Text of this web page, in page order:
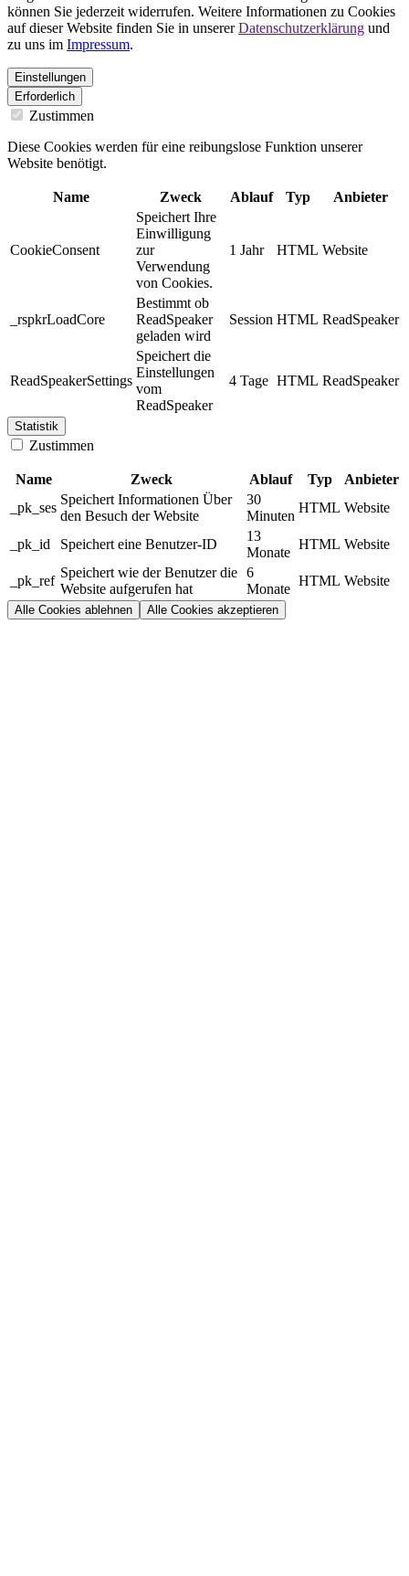
können Sie jederzeit widerrufen. Weitere Informationen zu Cookies
auf dieser Website finden Sie in unsererDatenschutzerklärung und
zu uns im Impressum.
Einstellungen
Erforderlich
Zustimmen
Diese Cookies werden für eine reibungslose Funktion unserer
Website benötigt.
Name Zweck Ablauf Typ Anbieter
CookieConsent
Speichert Ihre
Einwilligung
zur
Verwendung
von Cookies.
1 Jahr HTML Website
_rspkrLoadCore
Bestimmt ob
ReadSpeaker
geladen wird
Session HTML ReadSpeaker
ReadSpeakerSettings
Speichert die
Einstellungen
vom
ReadSpeaker
4 Tage HTML ReadSpeaker
Statistik
Zustimmen
Name Zweck Ablauf Typ
Anbieter
_pk_ses
Speichert Informationen Über
den Besuch der Website
30
Minuten
HTML Website
_pk_id Speichert eine Benutzer-ID
13
Monate
HTML Website
_pk_ref
Speichert wie der Benutzer die
Website aufgerufen hat
6
Monate
HTML Website
Alle Cookies ablehnen Alle Cookies akzeptieren